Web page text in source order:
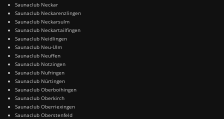
Saunaclub Neckar
Saunaclub Neckarenzlingen
Saunaclub Neckarsulm
Saunaclub Neckartailfingen
Saunaclub Neidlingen
Saunaclub Neu-Ulm
Saunaclub Neuffen
Saunaclub Notzingen
Saunaclub Nufringen
Saunaclub Nürtingen
Saunaclub Oberboihingen
Saunaclub Oberkirch
Saunaclub Oberriexingen
Saunaclub Oberstenfeld